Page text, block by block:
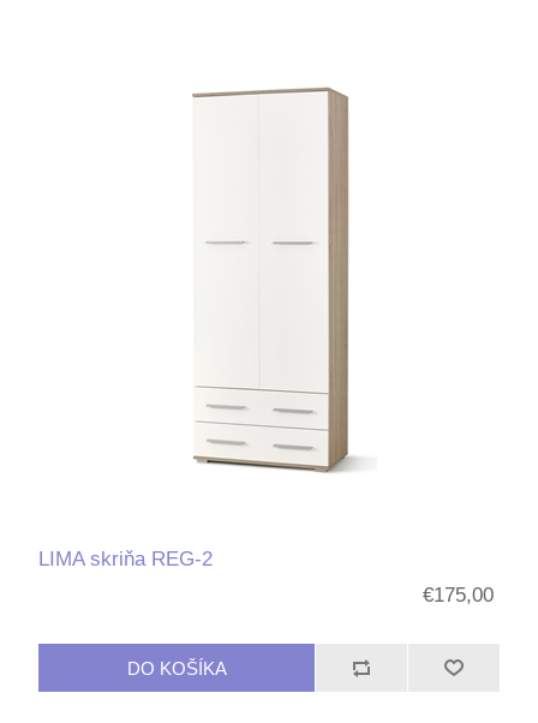
LIMA skriňa REG-2
€175,00